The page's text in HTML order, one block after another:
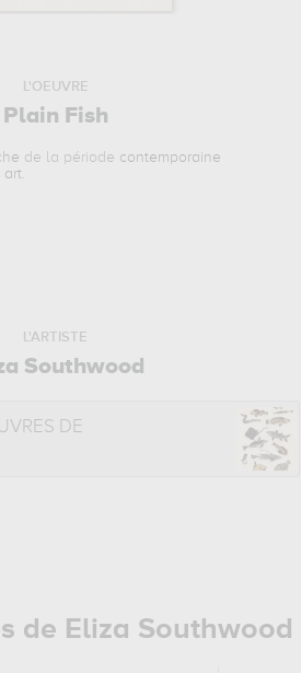
L'OEUVRE
Plain Fish
de la période contemporaine
art.
L'ARTISTE
Southwood
DE
de Eliza Southwood